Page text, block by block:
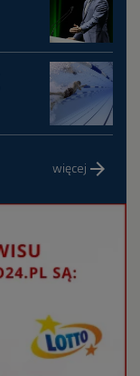
więcej arrow_forward